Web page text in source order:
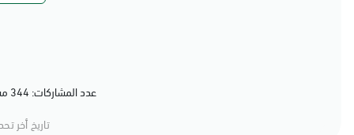
عدد المشاركات: 344 مشاركة (79%) أعجبهم المحتوى
تاريخ أخر